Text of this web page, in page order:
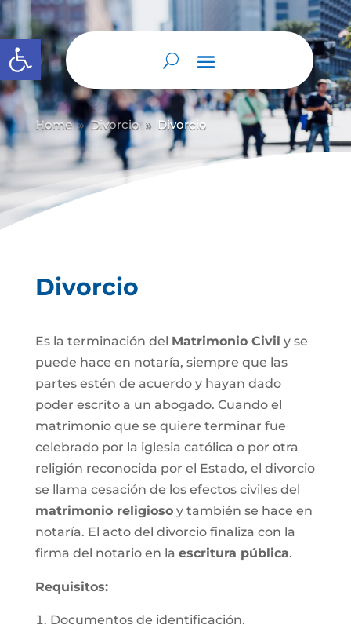
Abrir barra de herramientas
Home 9 Divorcio 9 Divorcio
Divorcio
Es la terminación del Matrimonio Civil y se
puede hace en notaría, siempre que las
partes estén de acuerdo y hayan dado
poder escrito a un abogado. Cuando el
matrimonio que se quiere terminar fue
celebrado por la iglesia católica o por otra
religión reconocida por el Estado, el divorcio
se llama cesación de los efectos civiles del
matrimonio religiosoy también se hace en
notaría. El acto del divorcio finaliza con la
firma del notario en la escritura pública.
Requisitos:
Documentos de identificación.